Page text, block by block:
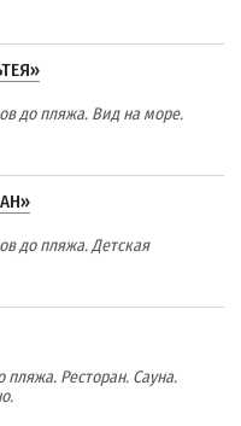
до пляжа. Вид на море.
до пляжа. Детская
пляжа. Ресторан. Сауна.